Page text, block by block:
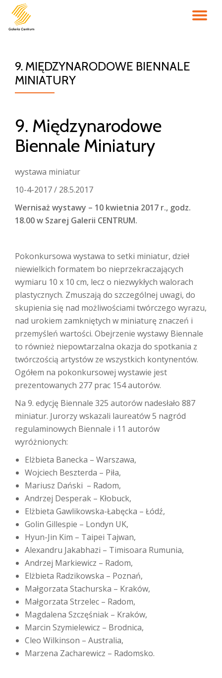
Przejdź
9. MIĘDZYNARODOWE BIENNALE
MINIATURY
9. Międzynarodowe
Biennale Miniatury
wystawa miniatur
10-4-2017 / 28.5.2017
Wernisaż wystawy – 10 kwietnia 2017 r., godz.
18.00 w Szarej Galerii CENTRUM.
Pokonkursowa wystawa to setki miniatur, dzieł
niewielkich formatem bo nieprzekraczających
wymiaru 10 x 10 cm, lecz o niezwykłych walorach
plastycznych. Zmuszają do szczególnej uwagi, do
skupienia się nad możliwościami twórczego wyrazu,
nad urokiem zamkniętych w miniaturę znaczeń i
przemyśleń wartości. Obejrzenie wystawy Biennale
to również niepowtarzalna okazja do spotkania z
twórczością artystów ze wszystkich kontynentów.
Ogółem na pokonkursowej wystawie jest
prezentowanych 277 prac 154 autorów.
Na 9. edycję Biennale 325 autorów nadesłało 887
miniatur. Jurorzy wskazali laureatów 5 nagród
regulaminowych Biennale i 11 autorów
wyróżnionych:
Elżbieta Banecka – Warszawa,
Wojciech Beszterda – Piła,
Mariusz Dański – Radom,
Andrzej Desperak – Kłobuck,
Elżbieta Gawlikowska-Łabęcka – Łódź,
Golin Gillespie – Londyn UK,
Hyun-Jin Kim – Taipei Tajwan,
Alexandru Jakabhazi – Timisoara Rumunia,
Andrzej Markiewicz – Radom,
Elżbieta Radzikowska – Poznań,
Małgorzata Stachurska – Kraków,
Małgorzata Strzelec – Radom,
Magdalena Szczęśniak – Kraków,
Marcin Szymielewicz – Brodnica,
Cleo Wilkinson – Australia,
Marzena Zacharewicz – Radomsko.